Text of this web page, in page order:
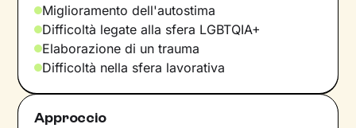
Miglioramento dell'autostima
Difficoltà legate alla sfera LGBTQIA+
Elaborazione di un trauma
Difficoltà nella sfera lavorativa
Approccio